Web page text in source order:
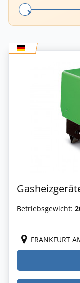
Betriebsgewicht:
FRANKFURT